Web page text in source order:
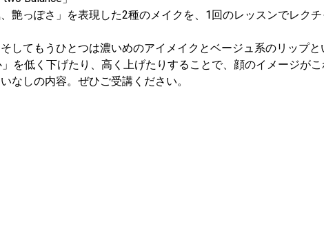
艶っぽさ」を表現した2種のメイクを、1回のレッスンでレクチ
してもうひとつは濃いめのアイメイクとベージュ系のリップと
を低く下げたり、高く上げたりすることで、顔のイメージがこ
なしの内容。ぜひご受講ください。